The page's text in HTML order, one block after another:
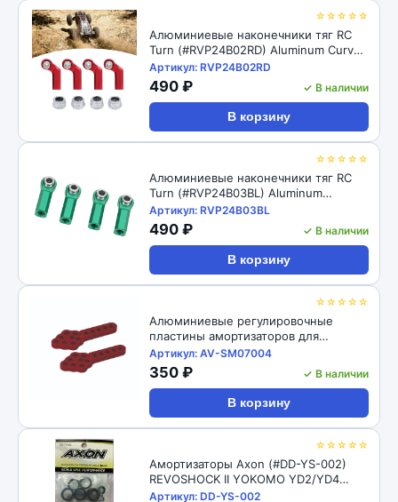
☆☆☆☆☆
Алюминиевые наконечники тяг RC
Turn (#RVP24B02RD) Aluminum Curved
Link Steering Rod Ends with M4 CW
Thread Bore for 1/10 RC Crawler 4pcs:
Red
Артикул: RVP24B02RD
490 ₽ ✓ В наличии
В корзину
☆☆☆☆☆
Алюминиевые наконечники тяг RC
Turn (#RVP24B03BL) Aluminum
Straight Link Steering Rod Ends with
M4 CW Thread Bore for 1/10 RC
Crawler 4pcs: Black
Артикул: RVP24B03BL
490 ₽ ✓ В наличии
В корзину
☆☆☆☆☆
Алюминиевые регулировочные
пластины амортизаторов для
радиоуправляемых автомоделей
1/10, 2шт RC-Avtomag (#AV-SM07004)
1/10 RC Car Aluminum Shock Absorber
Adjust Plate Droop Mount
Артикул: AV-SM07004
350 ₽ ✓ В наличии
В корзину
☆☆☆☆☆
Амортизаторы Axon (#DD-YS-002)
REVOSHOCK II YOKOMO YD2/YD4
12/16
Артикул: DD-YS-002